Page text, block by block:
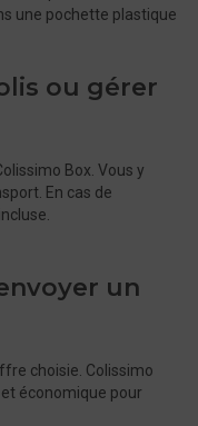
une pochette plastique
ou gérer
Box. Vous y
En cas de
un
choisie. Colissimo
économique pour